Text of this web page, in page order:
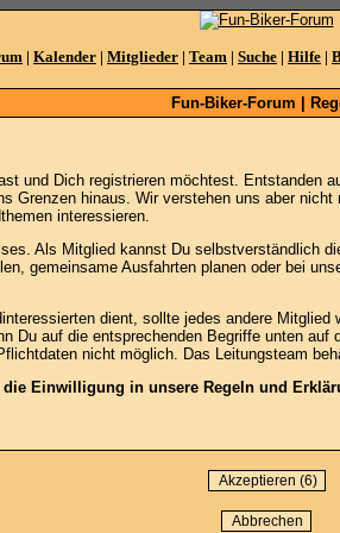
| Kalender | Mitglieder | Team | Suche | Hilfe |
Fun-Biker-Forum |
und Dich registrieren möchtest. Entstanden
hinaus. Wir verstehen uns aber
interessieren.
Als Mitglied kannst Du selbstverständlich
gemeinsame Ausfahrten planen oder bei
dient, sollte jedes andere
Du auf die entsprechenden Begriffe unten
nicht möglich. Das Leitungsteam
Einwilligung in unsere Regeln und